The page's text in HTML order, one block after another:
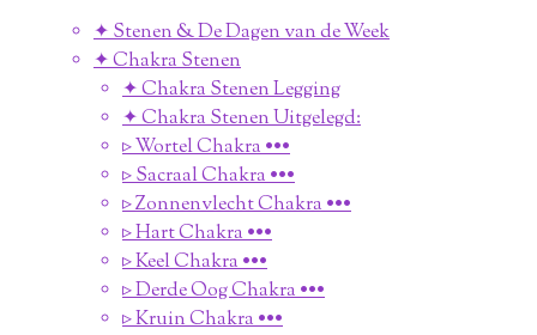
✦ Stenen & De Dagen van de Week
✦ Chakra Stenen
✦ Chakra Stenen Legging
✦ Chakra Stenen Uitgelegd:
▹ Wortel Chakra •••
▹ Sacraal Chakra •••
▹ Zonnenvlecht Chakra •••
▹ Hart Chakra •••
▹ Keel Chakra •••
▹ Derde Oog Chakra •••
▹ Kruin Chakra •••